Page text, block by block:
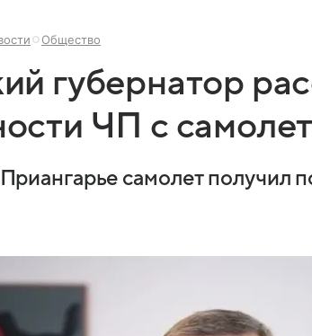
Общество
губернатор
ЧП с
самолет получил